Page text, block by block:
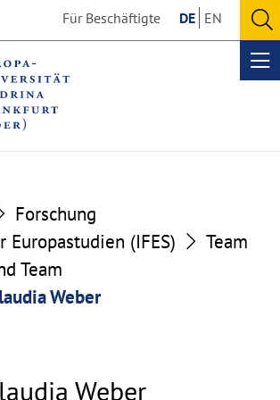
Für Beschäftigte DE EN
Forschung
(IFES)
Team
Team
Weber
Weber